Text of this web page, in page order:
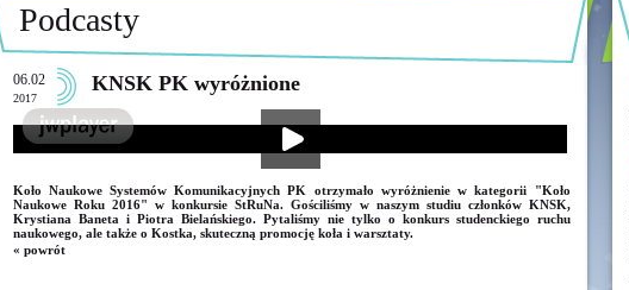
Podcasty
06.02
2017
KNSK PK wyróżnione
Koło Naukowe Systemów Komunikacyjnych PK otrzymało wyróżnienie w kategorii "Koło
Naukowe Roku 2016" w konkursie StRuNa. Gościliśmy w naszym studiu członków KNSK,
Krystiana Baneta i Piotra Bielańskiego. Pytaliśmy nie tylko o konkurs studenckiego ruchu
naukowego, ale także o Kostka, skuteczną promocję koła i warsztaty.
« powrót